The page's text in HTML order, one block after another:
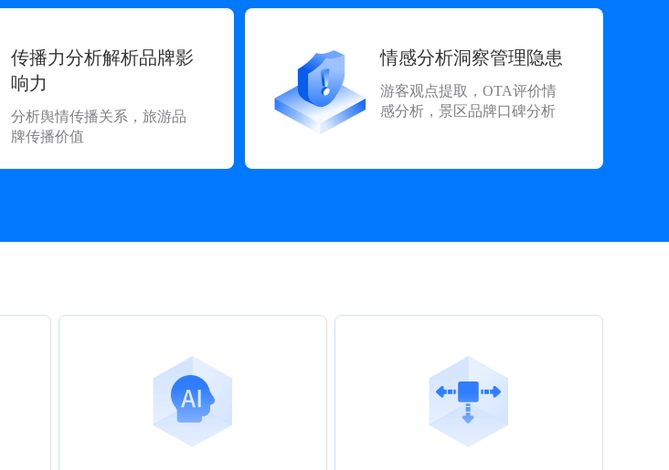
传播力分析解析品牌影
响力
分析舆情传播关系，旅游品
牌传播价值
情感分析洞察管理隐患
游客观点提取，OTA评价情
感分析，景区品牌口碑分析